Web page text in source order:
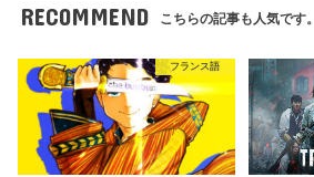
RECOMMEND こちらの記事も人気です。
フランス語